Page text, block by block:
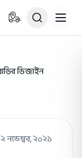
ডিজাইন
নভেম্বর, ২০২১